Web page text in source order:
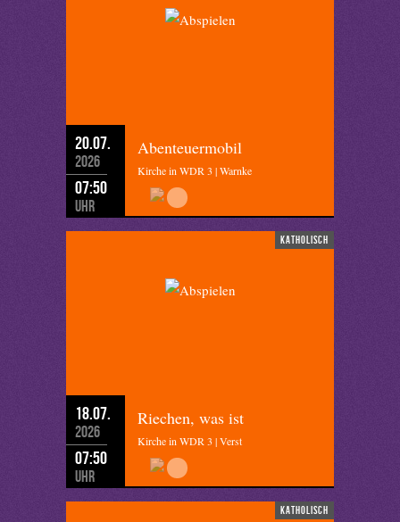
20.07.
2026
07:50
Uhr
Abenteuermobil
Kirche in WDR 3 | Warnke
katholisch
18.07.
2026
07:50
Uhr
Riechen, was ist
Kirche in WDR 3 | Verst
katholisch